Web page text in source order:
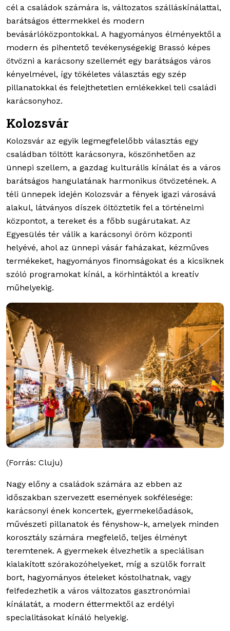
cél a családok számára is, változatos szálláskínálattal,
barátságos éttermekkel és modern
bevásárlóközpontokkal. A hagyományos élményektől a
modern és pihentető tevékenységekig Brassó képes
ötvözni a karácsony szellemét egy barátságos város
kényelmével, így tökéletes választás egy szép
pillanatokkal és felejthetetlen emlékekkel teli családi
karácsonyhoz.
Kolozsvár
Kolozsvár az egyik legmegfelelőbb választás egy
családban töltött karácsonyra, köszönhetően az
ünnepi szellem, a gazdag kulturális kínálat és a város
barátságos hangulatának harmonikus ötvözetének. A
téli ünnepek idején Kolozsvár a fények igazi városává
alakul, látványos díszek öltöztetik fel a történelmi
központot, a tereket és a főbb sugárutakat. Az
Egyesülés tér válik a karácsonyi öröm központi
helyévé, ahol az ünnepi vásár faházakat, kézműves
termékeket, hagyományos finomságokat és a kicsiknek
szóló programokat kínál, a körhintáktól a kreatív
műhelyekig.
(Forrás: Cluju)
Nagy előny a családok számára az ebben az
időszakban szervezett események sokfélesége:
karácsonyi ének koncertek, gyermekelőadások,
művészeti pillanatok és fényshow-k, amelyek minden
korosztály számára megfelelő, teljes élményt
teremtenek. A gyermekek élvezhetik a speciálisan
kialakított szórakozóhelyeket, míg a szülők forralt
bort, hagyományos ételeket kóstolhatnak, vagy
felfedezhetik a város változatos gasztronómiai
kínálatát, a modern éttermektől az erdélyi
specialitásokat kínáló helyekig.